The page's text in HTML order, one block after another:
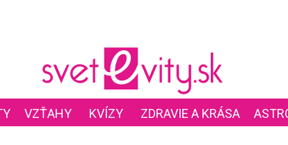
VZŤAHY KVÍZY ZDRAVIE A KRÁSA